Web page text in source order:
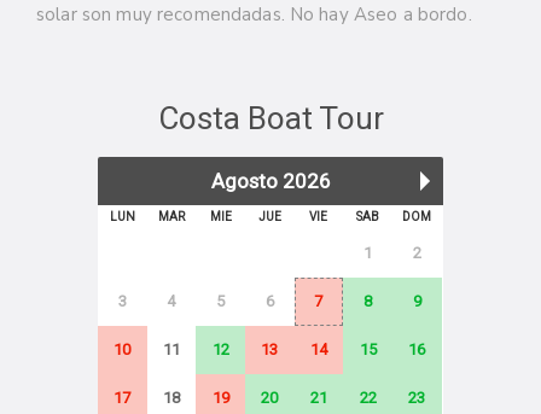
solar son muy recomendadas. No hay Aseo a bordo.